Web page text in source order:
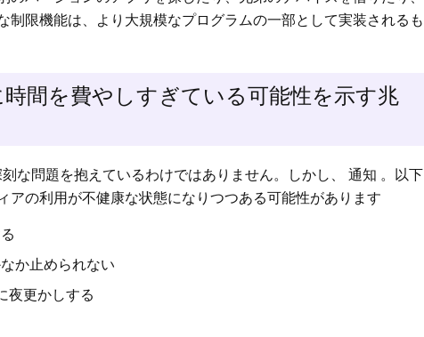
制限機能は、より大規模なプログラムの一部として実装されるも
間を費やしすぎている可能性を示す兆
な問題を抱えているわけではありません。しかし、 通知 。以下
の利用が不健康な状態になりつつある可能性があります
か止められない
更かしする